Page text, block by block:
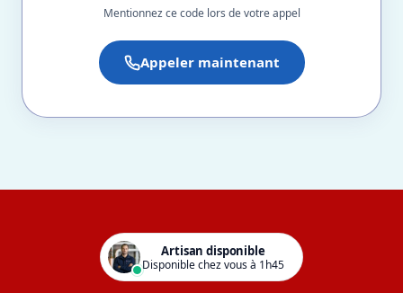
Mentionnez ce code lors de votre appel
Appeler maintenant
Artisan disponible
Disponible chez vous à 1h45